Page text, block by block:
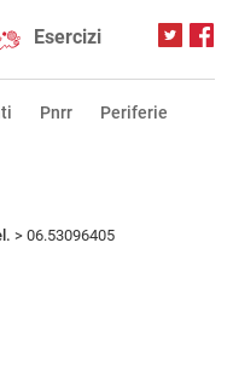
Esercizi
Pnrr Periferie
> 06.53096405